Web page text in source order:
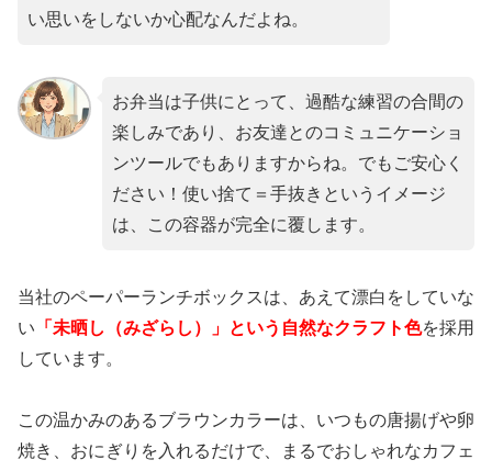
い思いをしないか心配なんだよね。
お弁当は子供にとって、過酷な練習の合間の
楽しみであり、お友達とのコミュニケーショ
ンツールでもありますからね。でもご安心く
ださい！使い捨て＝手抜きというイメージ
は、この容器が完全に覆します。
当社のペーパーランチボックスは、あえて漂白をしていな
い 「未晒し（みざらし）」という自然なクラフト色を採用
しています。
この温かみのあるブラウンカラーは、いつもの唐揚げや卵
焼き、おにぎりを入れるだけで、まるでおしゃれなカフェ